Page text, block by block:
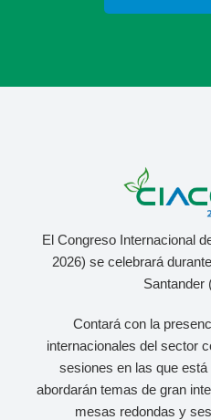
El Congreso Internacional
2026) se celebrará
Santander
Contará con la
internacionales del sector
sesiones en las que
abordarán temas de gran
mesas redondas y